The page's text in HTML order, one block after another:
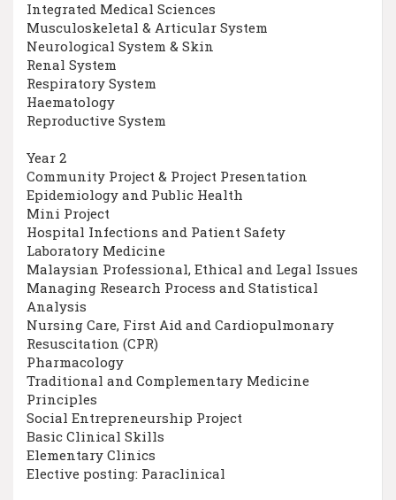
Integrated Medical Sciences
Musculoskeletal & Articular System
Neurological System & Skin
Renal System
Respiratory System
Haematology
Reproductive System
Year 2
Community Project & Project Presentation
Epidemiology and Public Health
Mini Project
Hospital Infections and Patient Safety
Laboratory Medicine
Malaysian Professional, Ethical and Legal Issues
Managing Research Process and Statistical
Analysis
Nursing Care, First Aid and Cardiopulmonary
Resuscitation (CPR)
Pharmacology
Traditional and Complementary Medicine
Principles
Social Entrepreneurship Project
Basic Clinical Skills
Elementary Clinics
Elective posting: Paraclinical